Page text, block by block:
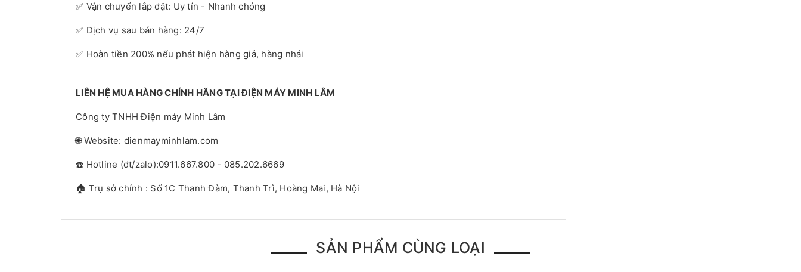
✅ Vận chuyển lắp đặt: Uy tín - Nhanh chóng
✅ Dịch vụ sau bán hàng: 24/7
✅ Hoàn tiền 200% nếu phát hiện hàng giả, hàng nhái
LIÊN HỆ MUA HÀNG CHÍNH HÃNG TẠI ĐIỆN MÁY MINH LÂM
Công ty TNHH Điện máy Minh Lâm
🌐 Website: dienmayminhlam.com
☎️ Hotline (đt/zalo):0911.667.800 - 085.202.6669
🏠 Trụ sở chính : Số 1C Thanh Đàm, Thanh Trì, Hoàng Mai, Hà Nội
SẢN PHẨM CÙNG LOẠI